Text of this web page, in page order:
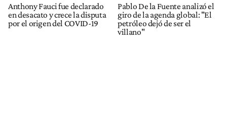
Anthony Fauci fue declarado
en desacato y crece la disputa
por el origen del COVID-19
Pablo De la Fuente analizó el
giro de la agenda global: "El
petróleo dejó de ser el
villano"